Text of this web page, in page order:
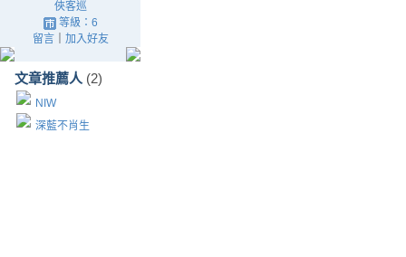
俠客巡
等級：6
留言｜ 加入好友
文章推薦人 (2)
NIW
深藍不肖生